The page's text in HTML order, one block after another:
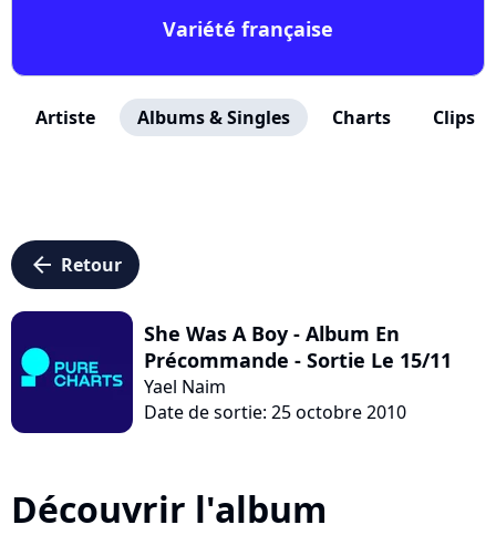
Variété française
Artiste Albums & Singles Charts Clips
arrow_left Retour
She Was A Boy - Album En
Précommande - Sortie Le 15/11
Yael Naim
Date de sortie: 25 octobre 2010
Découvrir l'album